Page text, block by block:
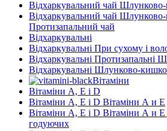
Відхаркувальний чай
Відхаркувальний чай
Протизапальний чай
Відхаркувальні
Відхаркувальні При сухому і
Відхаркувальні Протизапальні
Відхаркувальні Шлунково-
Вітаміни
Вітаміни А, Е і D
Вітаміни А, Е і D Вітаміни А и E
Вітаміни А, Е і D Вітаміни А и E
годуючих